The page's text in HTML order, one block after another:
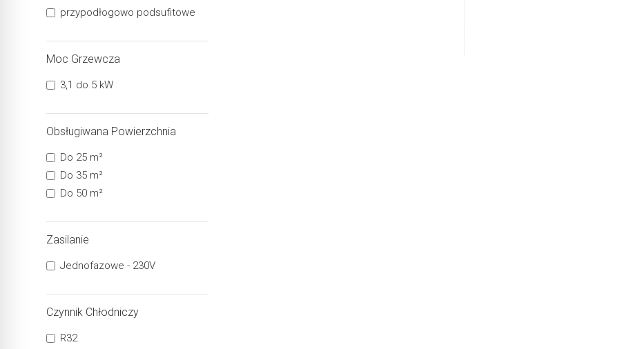
przypodłogowo podsufitowe
Moc Grzewcza
3,1 do 5 kW
Obsługiwana Powierzchnia
Do 25 m²
Do 35 m²
Do 50 m²
Zasilanie
Jednofazowe - 230V
Czynnik Chłodniczy
R32